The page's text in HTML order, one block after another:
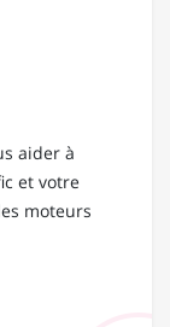
aider à
et votre
moteurs